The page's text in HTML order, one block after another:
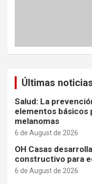
Últimas
Salud: La
elementos básicos
melanomas
6 de August de 2026
OH Casas
constructivo para
6 de August de 2026